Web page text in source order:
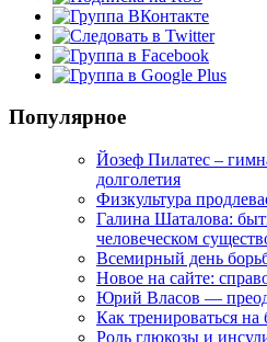
Популярное
Йозеф Пилатес –
долголетия
Физкультура
Галина Шаталова:
человеческом
Всемирный день
Новое на сайте:
Юрий Власов —
Как тренироваться
Роль глюкозы и